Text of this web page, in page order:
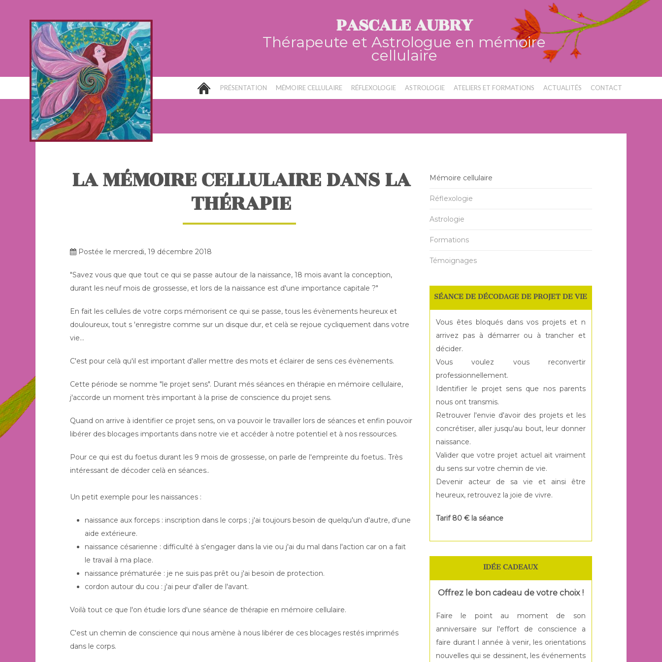
PASCALE AUBRY
Thérapeute et Astrologue en mémoire
cellulaire
PRÉSENTATION MÉMOIRE CELLULAIRE RÉFLEXOLOGIE ASTROLOGIE ATELIERS ET FORMATIONS ACTUALITÉS CONTACT
LA MÉMOIRE CELLULAIRE DANS LA
THÉRAPIE
Postée le mercredi, 19 décembre 2018
"Savez vous que que tout ce qui se passe autour de la naissance, 18 mois avant la conception,
durant les neuf mois de grossesse, et lors de la naissance est d'une importance capitale ?"
En fait les cellules de votre corps mémorisent ce qui se passe, tous les évènements heureux et
douloureux, tout s 'enregistre comme sur un disque dur, et celà se rejoue cycliquement dans votre
vie...
C'est pour celà qu'il est important d'aller mettre des mots et éclairer de sens ces évènements.
Cette période se nomme "le projet sens". Durant més séances en thérapie en mémoire cellulaire,
j'accorde un moment très important à la prise de conscience du projet sens.
Quand on arrive à identifier ce projet sens, on va pouvoir le travailler lors de séances et enfin pouvoir
libérer des blocages importants dans notre vie et accéder à notre potentiel et à nos ressources.
Pour ce qui est du foetus durant les 9 mois de grossesse, on parle de l'empreinte du foetus.. Très
intéressant de décoder celà en séances..
Un petit exemple pour les naissances :
naissance aux forceps : inscription dans le corps ; j'ai toujours besoin de quelqu'un d'autre, d'une
aide extérieure.
naissance césarienne : difficulté à s'engager dans la vie ou j'ai du mal dans l'action car on a fait
le travail à ma place.
naissance prématurée : je ne suis pas prêt ou j'ai besoin de protection.
cordon autour du cou : j'ai peur d'aller de l'avant.
Voilà tout ce que l'on étudie lors d'une séance de thérapie en mémoire cellulaire.
C'est un chemin de conscience qui nous amène à nous libérer de ces blocages restés imprimés
dans le corps.
Mémoire cellulaire
Réflexologie
Astrologie
Formations
Témoignages
SÉANCE DE DÉCODAGE DE PROJET DE VIE
Vous êtes bloqués dans vos projets et n
arrivez pas à démarrer ou à trancher et
décider.
Vous voulez vous reconvertir
professionnellement.
Identifier le projet sens que nos parents
nous ont transmis.
Retrouver l'envie d'avoir des projets et les
concrétiser, aller jusqu'au bout, leur donner
naissance.
Valider que votre projet actuel ait vraiment
du sens sur votre chemin de vie.
Devenir acteur de sa vie et ainsi être
heureux, retrouvez la joie de vivre.
Tarif 80 € la séance
IDÉE CADEAUX
Offrez le bon cadeau de votre choix !
Faire le point au moment de son
anniversaire sur l'effort de conscience a
faire durant l année à venir, les orientations
nouvelles qui se dessinent, les événements